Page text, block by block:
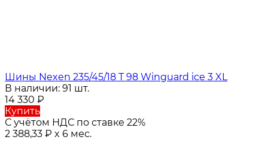
Шины Nexen 235/45/18 T 98 Winguard ice 3 XL
В наличии: 91 шт.
14 330 ₽
Купить
С учётом НДС по ставке 22%
2 388,33 ₽ x 6 мес.